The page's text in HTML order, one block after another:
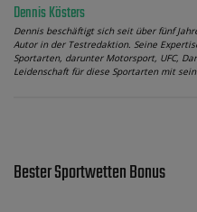
Dennis Kösters
Dennis beschäftigt sich seit über fünf
Autor in der Testredaktion. Seine
Sportarten, darunter Motorsport, UFC,
Leidenschaft für diese Sportarten mit
Bester Sportwetten Bonus